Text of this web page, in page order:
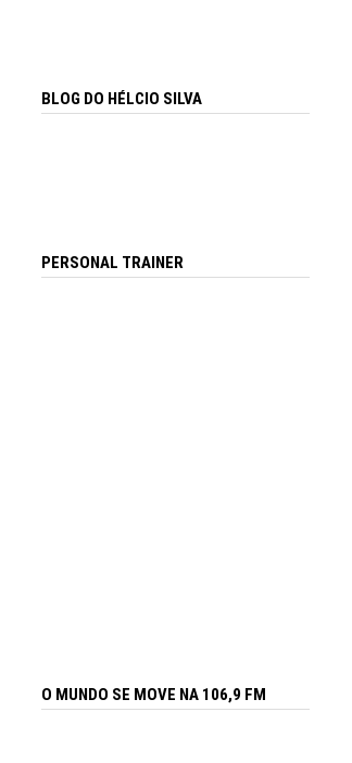
BLOG DO HÉLCIO SILVA
PERSONAL TRAINER
O MUNDO SE MOVE NA 106,9 FM